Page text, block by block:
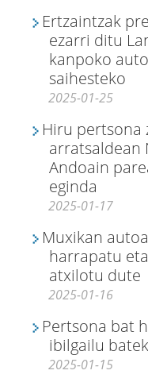
Ertzaintzak
ezarri ditu
kanpoko
saihesteko
2025-01-25
Hiru pertsona
arratsaldean
Andoain
eginda
2025-01-17
Muxikan
harrapatu
atxilotu dute
2025-01-16
Pertsona bat
ibilgailu
2025-01-15